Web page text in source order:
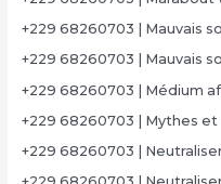
+229 68260703 | Mauvais
+229 68260703 | Mauvais
+229 68260703 | Médium
+229 68260703 | Mythes
+229 68260703 |